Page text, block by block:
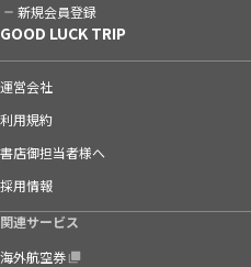
新規会員登録
GOOD LUCK TRIP
運営会社
利用規約
書店御担当者様へ
採用情報
関連サービス
海外航空券